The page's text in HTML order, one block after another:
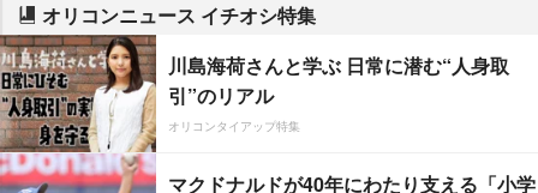
オリコンニュース イチオシ特集
川島海荷さんと学ぶ 日常に潜む“人身取
引”のリアル
オリコンタイアップ特集
マクドナルドが40年にわたり支える「小学